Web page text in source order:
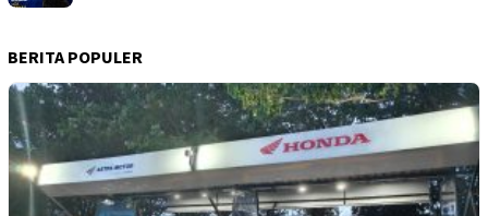
BERITA POPULER